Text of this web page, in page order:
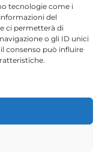
tecnologie come i
del
ci permetterà di
o gli ID unici
consenso può influire